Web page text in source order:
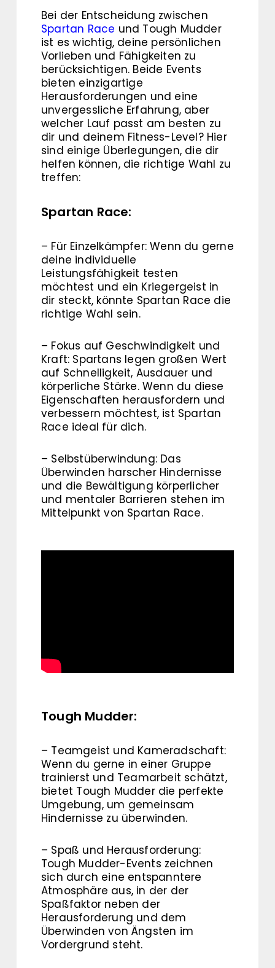
Bei der Entscheidung zwischen
Spartan Race und Tough Mudder
ist es wichtig, deine persönlichen
Vorlieben und Fähigkeiten zu
berücksichtigen. Beide Events
bieten einzigartige
Herausforderungen und eine
unvergessliche Erfahrung, aber
welcher Lauf passt am besten zu
dir und deinem Fitness-Level? Hier
sind einige Überlegungen, die dir
helfen können, die richtige Wahl zu
treffen:
Spartan Race:
– Für Einzelkämpfer: Wenn du gerne
deine individuelle
Leistungsfähigkeit testen
möchtest und ein Kriegergeist in
dir steckt, könnte Spartan Race die
richtige Wahl sein.
– Fokus auf Geschwindigkeit und
Kraft: Spartans legen großen Wert
auf Schnelligkeit, Ausdauer und
körperliche Stärke. Wenn du diese
Eigenschaften herausfordern und
verbessern möchtest, ist Spartan
Race ideal für dich.
– Selbstüberwindung: Das
Überwinden harscher Hindernisse
und die Bewältigung körperlicher
und mentaler Barrieren stehen im
Mittelpunkt von Spartan Race.
Tough Mudder:
– Teamgeist und Kameradschaft:
Wenn du gerne in einer Gruppe
trainierst und Teamarbeit schätzt,
bietet Tough Mudder die perfekte
Umgebung, um gemeinsam
Hindernisse zu überwinden.
– Spaß und Herausforderung:
Tough Mudder-Events zeichnen
sich durch eine entspanntere
Atmosphäre aus, in der der
Spaßfaktor neben der
Herausforderung und dem
Überwinden von Ängsten im
Vordergrund steht.